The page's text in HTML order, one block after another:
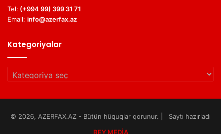
Tel: (+994 99) 399 31 71
Email: info@azerfax.az
Kategoriyalar
Kategoriyalar
© 2026, AZERFAX.AZ - Bütün hüquqlar qorunur. | Saytı hazırladı
BEY MEDİA